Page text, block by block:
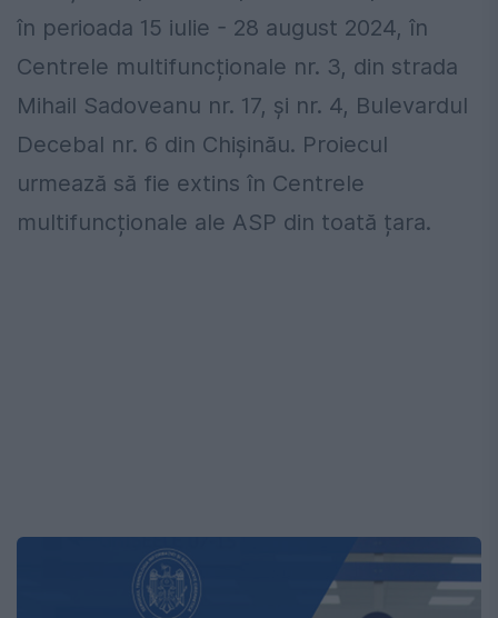
în perioada 15 iulie - 28 august 2024, în
Centrele multifuncționale nr. 3, din strada
Mihail Sadoveanu nr. 17, și nr. 4, Bulevardul
Decebal nr. 6 din Chișinău. Proiecul
urmează să fie extins în Centrele
multifuncționale ale ASP din toată țara.